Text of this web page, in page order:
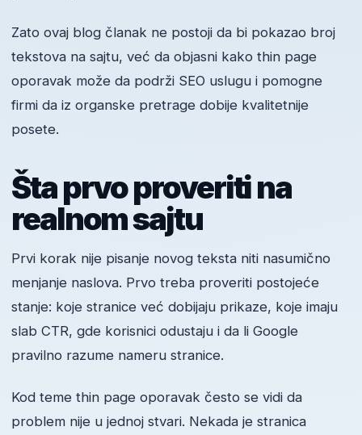
Zato ovaj blog članak ne postoji da bi pokazao broj
tekstova na sajtu, već da objasni kako thin page
oporavak može da podrži SEO uslugu i pomogne
firmi da iz organske pretrage dobije kvalitetnije
posete.
Šta prvo proveriti na
realnom sajtu
Prvi korak nije pisanje novog teksta niti nasumično
menjanje naslova. Prvo treba proveriti postojeće
stanje: koje stranice već dobijaju prikaze, koje imaju
slab CTR, gde korisnici odustaju i da li Google
pravilno razume nameru stranice.
Kod teme thin page oporavak često se vidi da
problem nije u jednoj stvari. Nekada je stranica